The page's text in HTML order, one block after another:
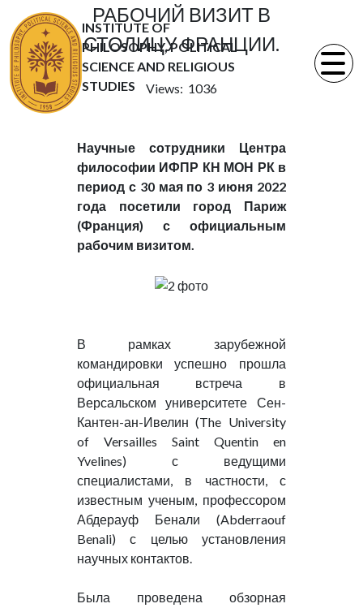
INSTITUTE OF
PHILOSOPHY, POLITICAL
SCIENCE AND RELIGIOUS
STUDIES
РАБОЧИЙ ВИЗИТ В
СТОЛИЦУ ФРАНЦИИ.
Views: 1036
Научные сотрудники Центра
философии ИФПР КН МОН РК в
период с 30 мая по 3 июня 2022
года посетили город Париж
(Франция) с официальным
рабочим визитом.
В рамках зарубежной
командировки успешно прошла
официальная встреча в
Версальском университете Сен-
Кантен-ан-Ивелин (The University
of Versailles Saint Quentin en
Yvelines) с ведущими
специалистами, в частности, с
известным ученым, профессором
Абдерауф Бенали (Abderraouf
Benali) с целью установления
научных контактов.
Была проведена обзорная